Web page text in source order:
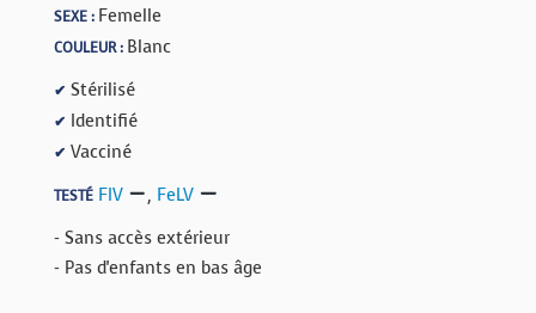
SEXE : Femelle
COULEUR : Blanc
✔ Stérilisé
✔ Identifié
✔ Vacciné
TESTÉ FIV , FeLV
- Sans accès extérieur
- Pas d'enfants en bas âge